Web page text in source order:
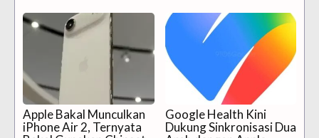
Apple Bakal Munculkan
iPhone Air 2, Ternyata
Google Health Kini
Dukung Sinkronisasi Dua